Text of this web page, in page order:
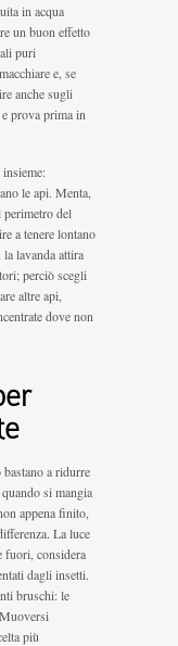
in acqua
un buon effetto
puri
e, se
anche sugli
prova prima in
le api. Menta,
del
a tenere lontano
lavanda attira
perciò scegli
altre api,
dove non
a ridurre
si mangia
appena finito,
La luce
fuori, considera
dagli insetti.
bruschi: le
più